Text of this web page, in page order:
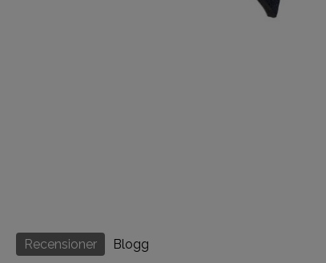
Recensioner Blogg